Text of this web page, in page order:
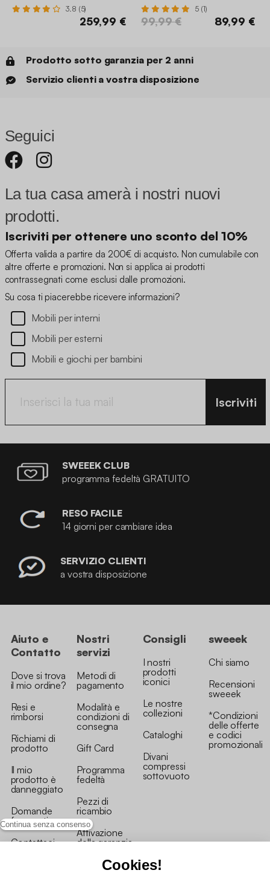
Continua senza consenso
Cookies!
3.8 (5)
259,99 €
5 (1)
99,99 € 89,99 €
Prodotto sotto garanzia per 2 anni
Servizio clienti a vostra disposizione
Seguici
La tua casa amerà i nostri nuovi
prodotti.
Iscriviti per ottenere uno sconto del 10%
Offerta valida a partire da 200€ di acquisto. Non cumulabile con
altre offerte e promozioni. Non si applica ai prodotti
contrassegnati come esclusi dalle promozioni.
Su cosa ti piacerebbe ricevere informazioni?
Mobili per interni
Mobili per esterni
Mobili e giochi per bambini
Iscriviti
SWEEEK CLUB
programma fedeltà GRATUITO
RESO FACILE
14 giorni per cambiare idea
SERVIZIO CLIENTI
a vostra disposizione
Aiuto e
Contatto
Dove si trova
il mio ordine?
Resi e
rimborsi
Richiami di
prodotto
Il mio
prodotto è
danneggiato
Domande
frequenti
Contattaci
Nostri
servizi
Metodi di
pagamento
Modalità e
condizioni di
consegna
Gift Card
Programma
fedeltà
Pezzi di
ricambio
Attivazione
della garanzia
Consigli
I nostri
prodotti
iconici
Le nostre
collezioni
Cataloghi
Divani
compressi
sottovuoto
sweeek
Chi siamo
Recensioni
sweeek
*Condizioni
delle offerte
e codici
promozionali